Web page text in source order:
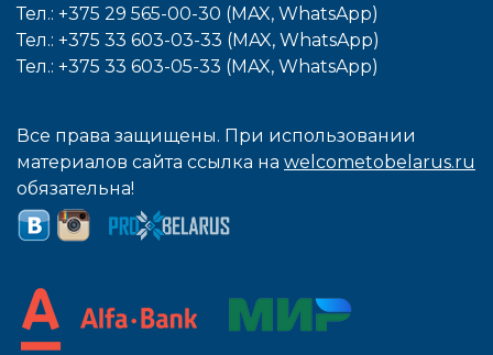
Тел.: +375 29 565-00-30 (MAX, WhatsApp)
Тел.: +375 33 603-03-33 (MAX, WhatsApp)
Тел.: +375 33 603-05-33 (MAX, WhatsApp)
Все права защищены. При использовании
материалов сайта ссылка на welcometobelarus.ru
обязательна!